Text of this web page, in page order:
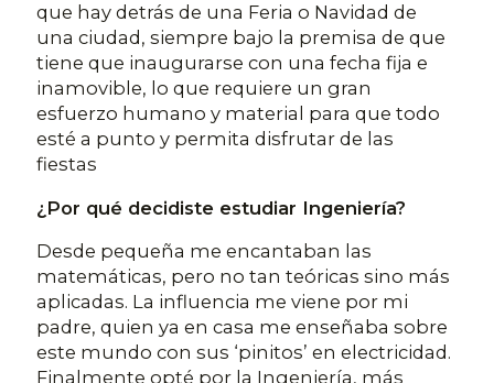
que hay detrás de una Feria o Navidad de
una ciudad, siempre bajo la premisa de que
tiene que inaugurarse con una fecha fija e
inamovible, lo que requiere un gran
esfuerzo humano y material para que todo
esté a punto y permita disfrutar de las
fiestas
¿Por qué decidiste estudiar Ingeniería?
Desde pequeña me encantaban las
matemáticas, pero no tan teóricas sino más
aplicadas. La influencia me viene por mi
padre, quien ya en casa me enseñaba sobre
este mundo con sus ‘pinitos’ en electricidad.
Finalmente opté por la Ingeniería, más